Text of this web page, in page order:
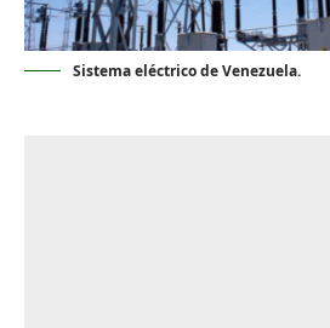
Sistema eléctrico de Venezuela.